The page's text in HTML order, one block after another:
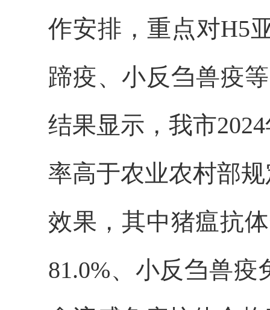
作安排，重点对H5
蹄疫、小反刍兽疫
结果显示，我市
率高于农业农村部
效果，其中猪瘟抗
81.0%、小反刍兽疫